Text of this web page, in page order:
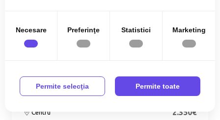
Spatii de birouri de inchiriat !
Centru 2.350€
Necesare Preferinţe Statistici Marketing
Permite selecţia Permite toate